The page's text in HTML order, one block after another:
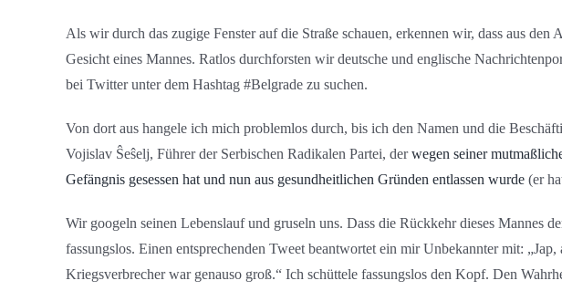
Als wir durch das zugige Fenster auf die Straße schauen, erkennen wir, dass aus den
Gesicht eines Mannes. Ratlos durchforsten wir deutsche und englische
bei Twitter unter dem Hashtag #Belgrade zu suchen.
Von dort aus hangele ich mich problemlos durch, bis ich den Namen und die
Vojislav Ŝeŝelj, Führer der Serbischen Radikalen Partei, derwegen seiner
Gefängnis gesessen hat und nun aus gesundheitlichen Gründen entlassen wurde (er
Wir googeln seinen Lebenslauf und gruseln uns. Dass die Rückkehr dieses Mannes
fassungslos. Einen entsprechenden Tweet beantwortet ein mir Unbekannter mit:
Kriegsverbrecher war genauso groß.“ Ich schüttele fassungslos den Kopf. Den